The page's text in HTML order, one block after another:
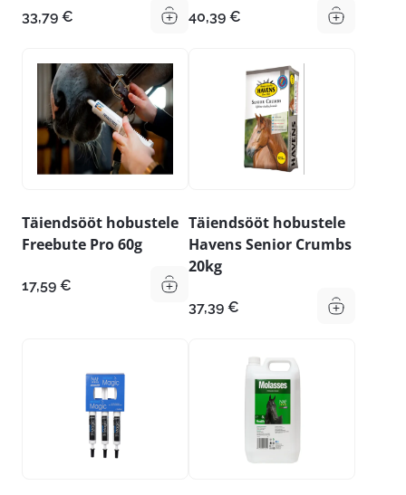
33,79 € 40,39 €
Täiendsööt hobustele
Freebute Pro 60g
17,59 €
Täiendsööt hobustele
Havens Senior Crumbs
20kg
37,39 €